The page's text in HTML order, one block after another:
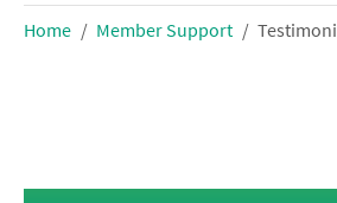
Home Member Support Testimoni